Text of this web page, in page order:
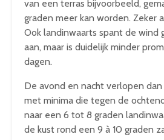
van een terras bijvoorbeeld,
graden meer kan worden. Zeker
Ook landinwaarts spant de wind
aan, maar is duidelijk minder
dagen.
De avond en nacht verlopen
met minima die tegen de
naar een 6 tot 8 graden
de kust rond een 9 à 10 graden